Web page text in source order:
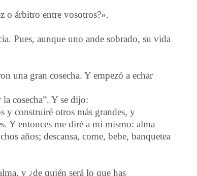
o árbitro entre vosotros?».
Pues, aunque uno ande sobrado, su vida
una gran cosecha. Y empezó a echar
cosecha”. Y se dijo:
y construiré otros más grandes, y
Y entonces me diré a mí mismo: alma
años; descansa, come, bebe, banquetea
y ¿de quién será lo que has